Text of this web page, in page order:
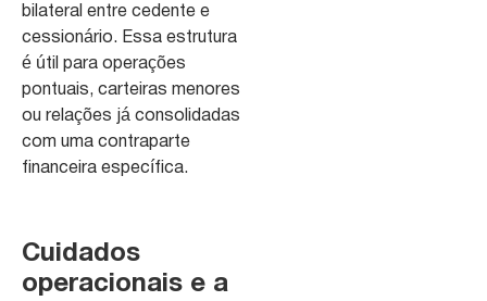
bilateral entre cedente e
cessionário. Essa estrutura
é útil para operações
pontuais, carteiras menores
ou relações já consolidadas
com uma contraparte
financeira específica.
Cuidados
operacionais e a